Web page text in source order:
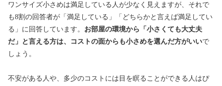
ワンサイズ小さめは満足している人が少なく見えますが、それで
も8割の回答者が「満足している」「どちらかと言えば満足してい
る」に回答しています。 お部屋の環境から「小さくても大丈夫
だ」と言える方は、コストの面からも小さめを選んだ方がいいで
しょう。
不安がある人や、多少のコストには目を瞑ることができる人はぴ